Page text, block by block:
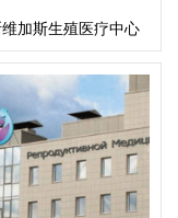
加斯生殖医疗中心